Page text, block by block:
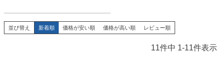
並び替え 新着順 価格が安い順 価格が高い順 レビュー順
11件中 1-11件表示